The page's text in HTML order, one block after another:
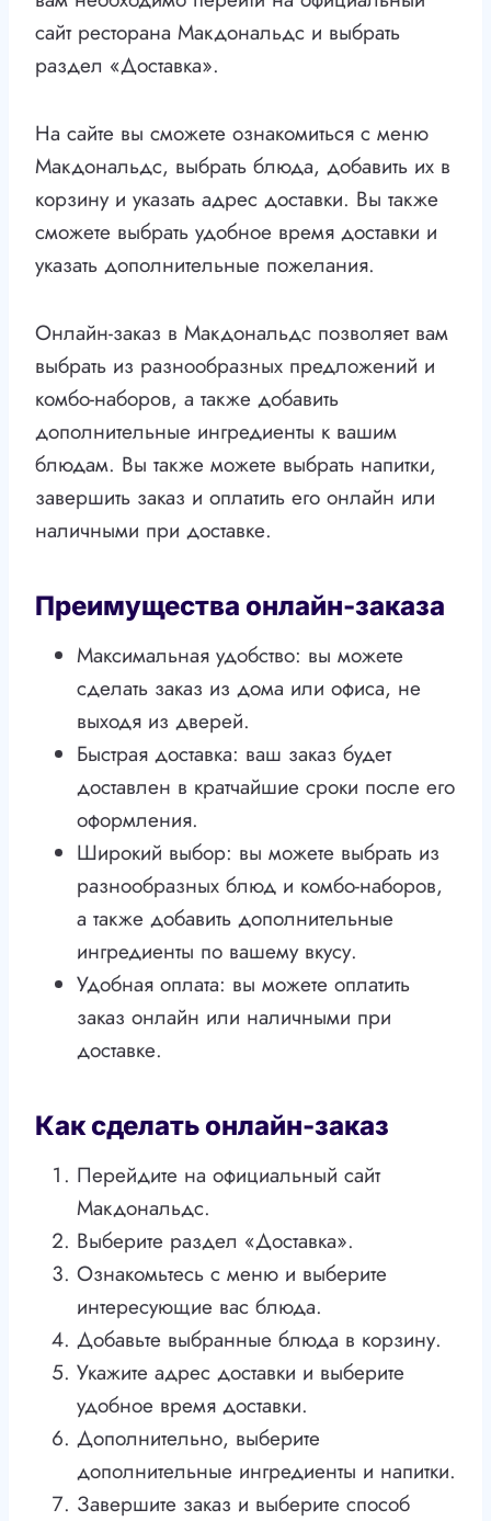
сайт ресторана Макдональдс и выбрать
раздел «Доставка».
На сайте вы сможете ознакомиться с меню
Макдональдс, выбрать блюда, добавить их в
корзину и указать адрес доставки. Вы также
сможете выбрать удобное время доставки и
указать дополнительные пожелания.
Онлайн-заказ в Макдональдс позволяет вам
выбрать из разнообразных предложений и
комбо-наборов, а также добавить
дополнительные ингредиенты к вашим
блюдам. Вы также можете выбрать напитки,
завершить заказ и оплатить его онлайн или
наличными при доставке.
Преимущества онлайн-заказа
Максимальная удобство: вы можете
сделать заказ из дома или офиса, не
выходя из дверей.
Быстрая доставка: ваш заказ будет
доставлен в кратчайшие сроки после его
оформления.
Широкий выбор: вы можете выбрать из
разнообразных блюд и комбо-наборов,
а также добавить дополнительные
ингредиенты по вашему вкусу.
Удобная оплата: вы можете оплатить
заказ онлайн или наличными при
доставке.
Как сделать онлайн-заказ
Перейдите на официальный сайт
Макдональдс.
Выберите раздел «Доставка».
Ознакомьтесь с меню и выберите
интересующие вас блюда.
Добавьте выбранные блюда в корзину.
Укажите адрес доставки и выберите
удобное время доставки.
Дополнительно, выберите
дополнительные ингредиенты и напитки.
Завершите заказ и выберите способ